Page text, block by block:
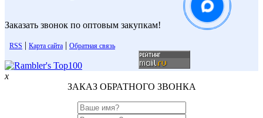
Заказать звонок по оптовым закупкам!
RSS | Карта сайта | Обратная связь
x
ЗАКАЗ ОБРАТНОГО ЗВОНКА